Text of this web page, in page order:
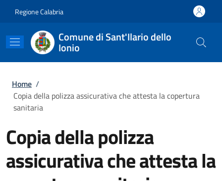
Regione Calabria
Comune di Sant'Ilario dello
Ionio
Briciole di pane
Home /
Copia della polizza assicurativa che attesta la copertura
sanitaria
Copia della polizza
assicurativa che attesta la